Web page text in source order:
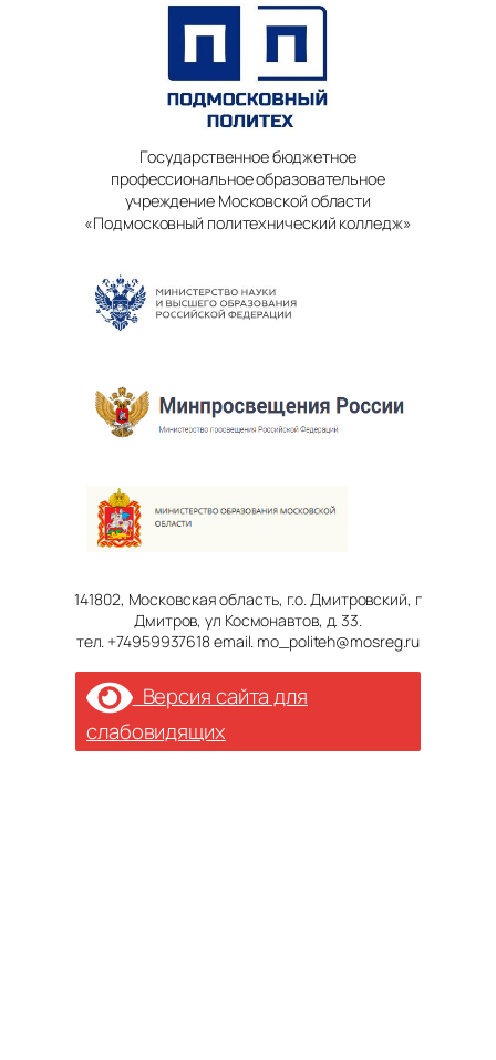
Государственное бюджетное
профессиональное образовательное
учреждение Московской области
«Подмосковный политехнический колледж»
141802, Московская область, г.о. Дмитровский, г
Дмитров, ул Космонавтов, д. 33.
тел. +74959937618 email. mo_politeh@mosreg.ru
Версия сайта для
слабовидящих